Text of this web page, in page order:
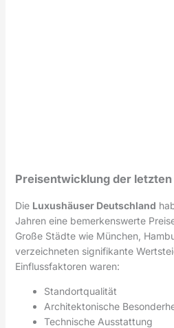
Preisentwicklung der
Die Luxushäuser Deutschland
Jahren eine bemerkenswerte
Große Städte wie München,
verzeichneten signifikante
Einflussfaktoren waren:
Standortqualität
Architektonische
Technische Ausstattung